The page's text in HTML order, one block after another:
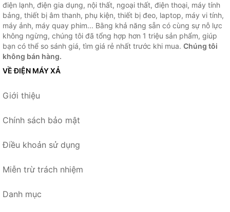
điện lạnh, điện gia dụng, nội thất, ngoại thất, điện thoại, máy tính
bảng, thiết bị âm thanh, phụ kiện, thiết bị đeo, laptop, máy vi tính,
máy ảnh, máy quay phim... Bằng khả năng sẵn có cùng sự nỗ lực
không ngừng, chúng tôi đã tổng hợp hơn 1 triệu sản phẩm, giúp
bạn có thể so sánh giá, tìm giá rẻ nhất trước khi mua. Chúng tôi
không bán hàng.
VỀ ĐIỆN MÁY XẢ
Giới thiệu
Chính sách bảo mật
Điều khoản sử dụng
Miễn trừ trách nhiệm
Danh mục